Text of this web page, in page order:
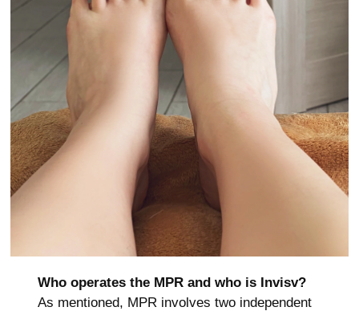
Who operates the MPR and who is Invisv?
As mentioned, MPR involves two independent